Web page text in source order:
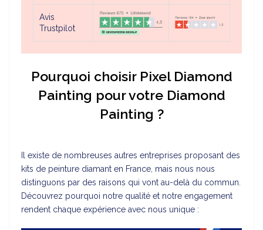
Avis
Trustpilot
Pourquoi choisir Pixel Diamond
Painting pour votre Diamond
Painting ?
Il existe de nombreuses autres entreprises proposant des
kits de peinture diamant en France, mais nous nous
distinguons par des raisons qui vont au-delà du commun.
Découvrez pourquoi notre qualité et notre engagement
rendent chaque expérience avec nous unique :